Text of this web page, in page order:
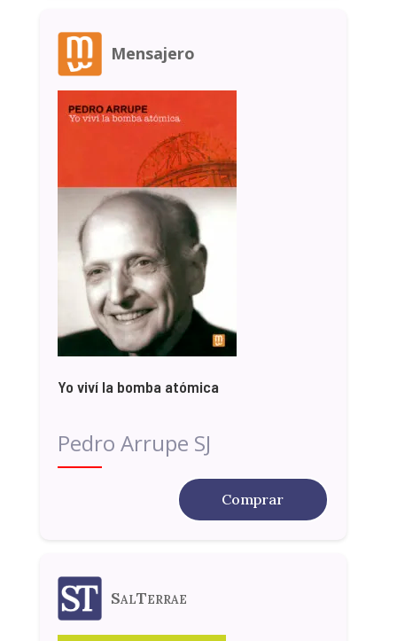
Mensajero
Yo viví la bomba atómica
Pedro Arrupe SJ
Comprar
SalTerrae